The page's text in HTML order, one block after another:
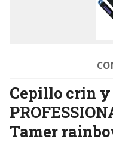
Cepillo crin y
Tamer